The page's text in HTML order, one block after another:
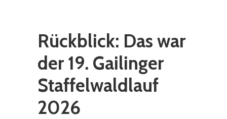
Rückblick: Das war
der 19. Gailinger
Staffelwaldlauf
2026